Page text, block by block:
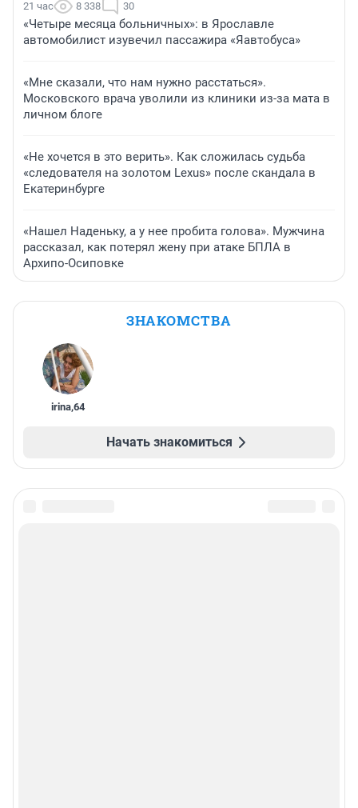
21 час 8 338 30
«Четыре месяца больничных»: в Ярославле
автомобилист изувечил пассажира «Яавтобуса»
«Мне сказали, что нам нужно расстаться».
Московского врача уволили из клиники из-за мата в
личном блоге
«Не хочется в это верить». Как сложилась судьба
«следователя на золотом Lexus» после скандала в
Екатеринбурге
«Нашел Наденьку, а у нее пробита голова». Мужчина
рассказал, как потерял жену при атаке БПЛА в
Архипо-Осиповке
ЗНАКОМСТВА
irina,64
Начать знакомиться